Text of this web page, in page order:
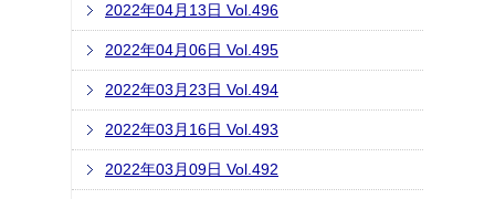
2022年04月13日 Vol.496
2022年04月06日 Vol.495
2022年03月23日 Vol.494
2022年03月16日 Vol.493
2022年03月09日 Vol.492